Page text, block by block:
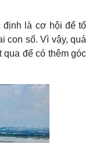
định là cơ hội để tổ
con số. Vì vậy, quá
để có thêm góc